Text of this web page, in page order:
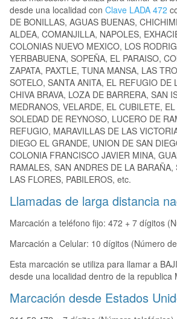
desde una localidad con Clave LADA 472
DE BONILLAS, AGUAS BUENAS,
ALDEA, COMANJILLA, NAPOLES,
COLONIAS NUEVO MEXICO, LOS
YERBABUENA, SOPEÑA, EL PARAISO,
ZAPATA, PAXTLE, TUNA MANSA, LAS
SOTELO, SANTA ANITA, EL REFUGIO DE
CHIVA BRAVA, LOZA DE BARRERA, SAN
MEDRANOS, VELARDE, EL CUBILETE,
SOLEDAD DE REYNOSO, LUCERO DE
REFUGIO, MARAVILLAS DE LAS
DIEGO EL GRANDE, UNION DE SAN
COLONIA FRANCISCO JAVIER MINA,
RAMALES, SAN ANDRES DE LA
LAS FLORES, PABILEROS, etc.
Llamadas de larga distancia
Marcación a teléfono fijo: 472 + 7 dígitos
Marcación a Celular: 10 dígitos (Número
Esta marcación se utiliza para llamar a
desde una localidad dentro de la republica
Marcación desde Estados